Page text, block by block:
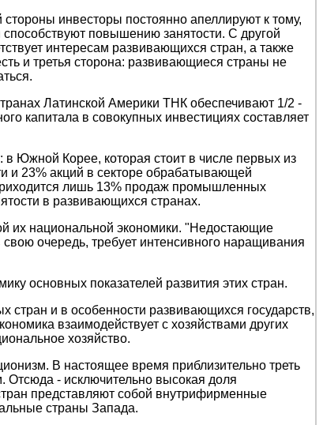
инвесторы постоянно апеллируют к тому,
повышению занятости. С другой
интересам развивающихся стран, а также
и третья сторона: развивающиеся страны не
Латинской Америки ТНК обеспечивают 1/2 -
капитала в совокупных инвестициях составляет
в Южной Корее, которая стоит в числе первых из
и 23% акций в секторе обрабатывающей
лишь 13% продаж промышленных
в развивающихся странах.
их национальной экономики. "Недостающие
очередь, требует интенсивного наращивания
основных показателей развития этих стран.
стран и в особенности развивающихся государств,
взаимодействует с хозяйствами других
хозяйство.
В настоящее время приблизительно треть
Отсюда - исключительно высокая доля
представляют собой внутрифирменные
страны Запада.